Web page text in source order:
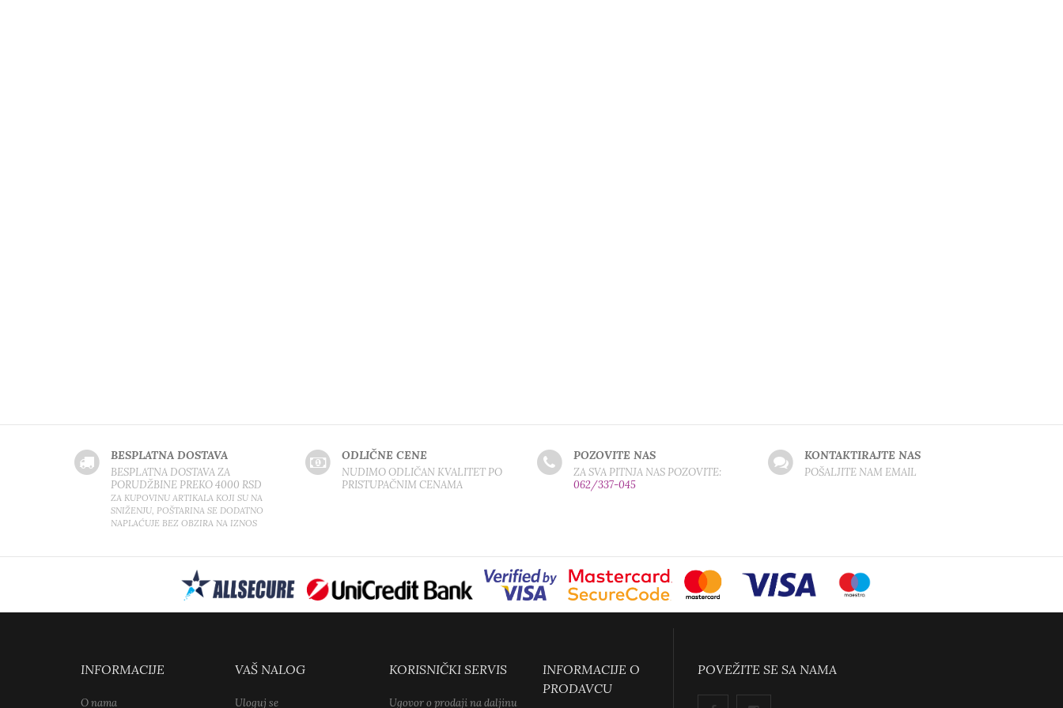
BESPLATNA DOSTAVA
BESPLATNA DOSTAVA ZA
PORUDŽBINE PREKO 4000 RSD
ZA KUPOVINU ARTIKALA KOJI SU NA
SNIŽENJU, POŠTARINA SE DODATNO
NAPLAĆUJE BEZ OBZIRA NA IZNOS
ODLIČNE CENE
NUDIMO ODLIČAN KVALITET PO
PRISTUPAČNIM CENAMA
POZOVITE NAS
ZA SVA PITNJA NAS POZOVITE:
062/337-045
KONTAKTIRAJTE NAS
POŠALJITE NAM EMAIL
INFORMACIJE
O nama
VAŠ NALOG
Uloguj se
KORISNIČKI SERVIS
Ugovor o prodaji na daljinu
INFORMACIJE O
PRODAVCU
POVEŽITE SE SA NAMA